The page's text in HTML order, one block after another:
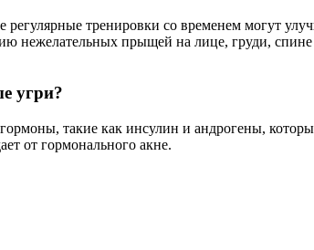
тренировки со временем могут
нежелательных прыщей на лице, груди,
угри?
такие как инсулин и андрогены,
от гормонального акне.